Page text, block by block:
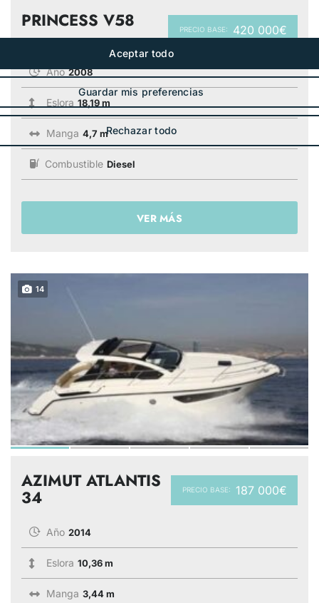
PRECIO BASE: 420 000€
PRINCESS V58
Año 2008
Eslora 18,19 m
Manga 4,7 m
Combustible Diesel
VER MÁS
14
PRECIO BASE: 187 000€
AZIMUT ATLANTIS
34
Año 2014
Eslora 10,36 m
Manga 3,44 m